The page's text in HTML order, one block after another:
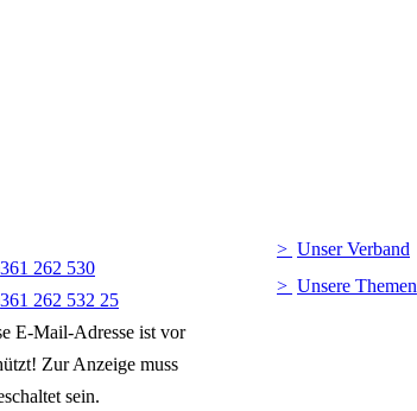
262 530
262 532 25
E-Mail-Adresse ist vor
Zur Anzeige muss
sein.
Unser Verband
Unsere Themen